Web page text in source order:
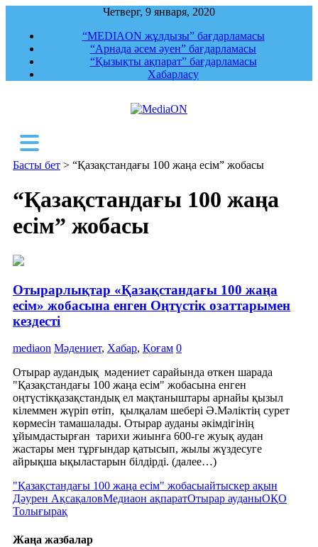
Четверг, 9 января, 2020
“MEDIAON жұлдызы” бағдарламасы
“Арнада әсем әуен” бағдарламасы
“Қызықты ақпарат” бағдарламасы
Хабарласу
Басты бет > “Қазақстандағы 100 жаңа есім” жобасы
“Қазақстандағы 100 жаңа
есім” жобасы
Отырарлықтар «Қазақстандағы 100 жаңа
есім» жобасына енген Оңтүстік озаттарымен
кездесті
mediaon Мәдениет, Хабар, Қоғам 0
Отырар аудандық мәдениет сарайында өткен шарада
"Қазақстандағы 100 жаңа есім" жобасына енген
оңтүстікқазақстандық ел мақтаныштары арнайы қызыл
кілеммен жүріп өтіп, қылқалам шебері Ә.Мәліктің сурет
көрмесін тамашалады. Отырар ауданы әкімдігінің
ұйымдастырған тарихи жиынға 600-ге жуық аудан
жастары мен тұрғындар қатысып, жылы жүздесуге
айрықша ықыластарын білдірді. (далее…)
"Қазақстандағы 100 жаңа есім" жобасыайтыскер ақын
Дәурен АқсақаловМедиаон ақпаратОтырар ауданыОҚО
Толығырақ
Жаңа жазбалар